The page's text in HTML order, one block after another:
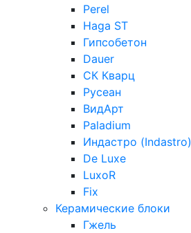
Perel
Haga ST
Гипсобетон
Dauer
СК Кварц
Русеан
ВидАрт
Paladium
Индастро (Indastro)
De Luxe
LuxoR
Fix
Керамические блоки
Гжель